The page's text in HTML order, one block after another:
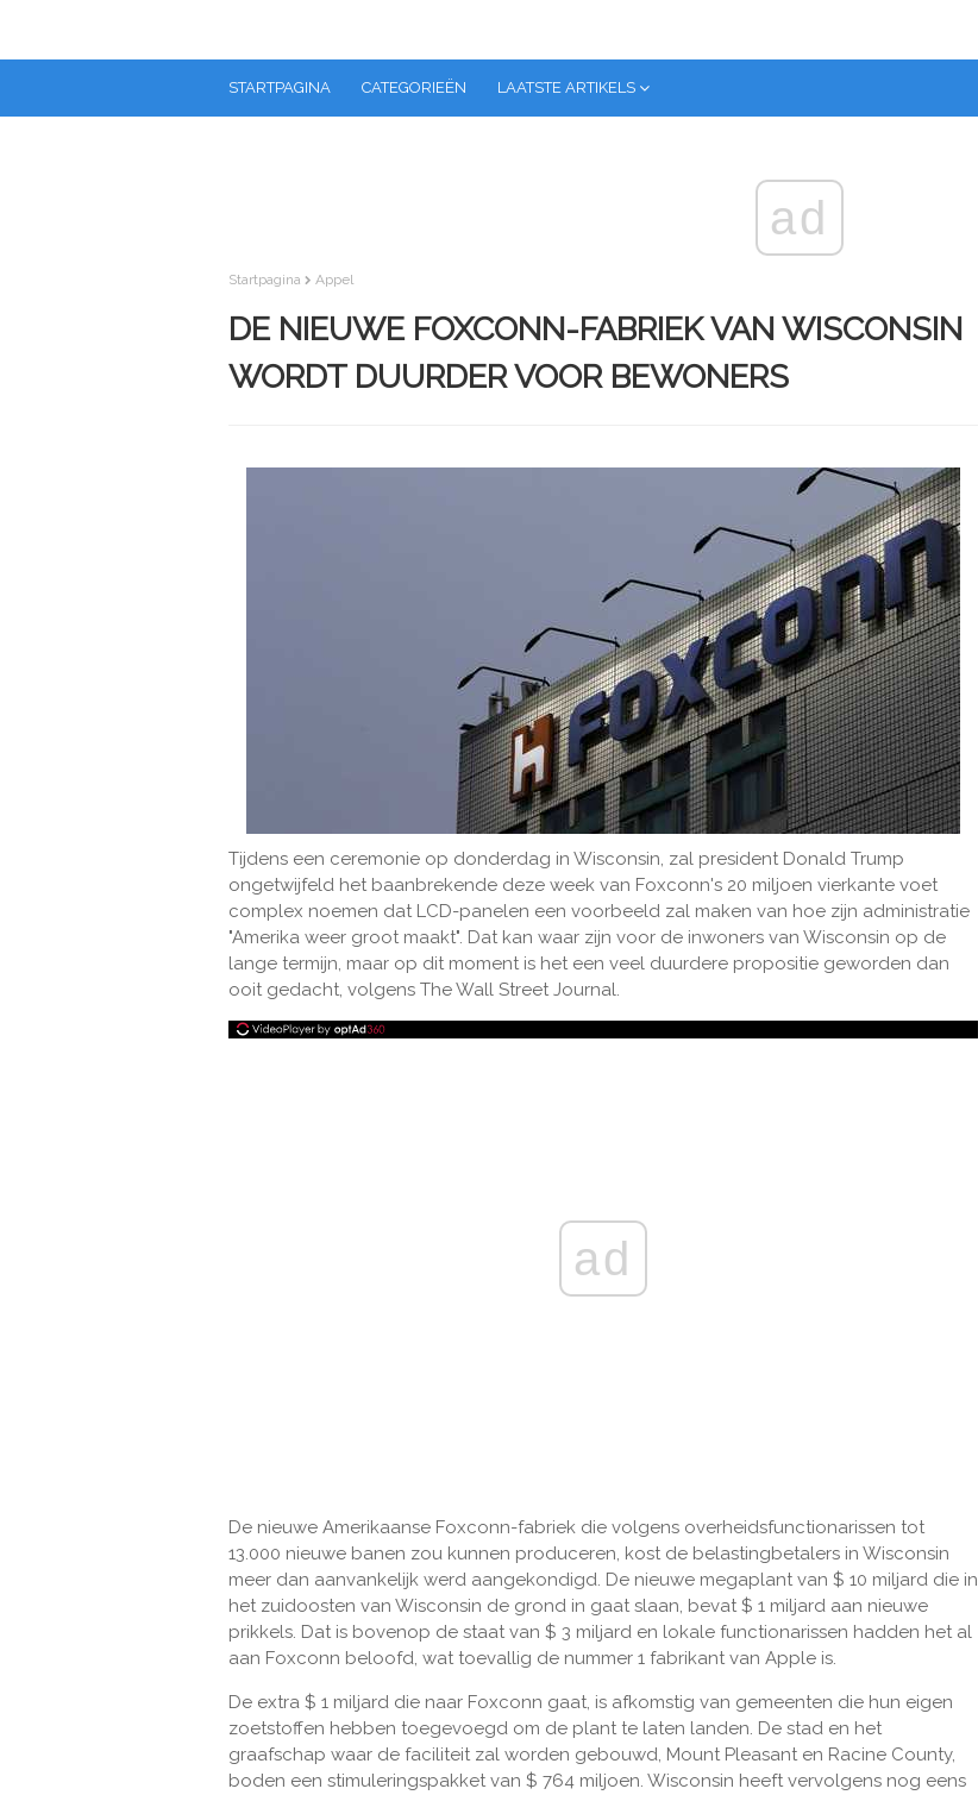
STARTPAGINA CATEGORIEËN LAATSTE ARTIKELS
ad
Startpagina Appel
DE NIEUWE FOXCONN-FABRIEK VAN WISCONSIN
WORDT DUURDER VOOR BEWONERS
Tijdens een ceremonie op donderdag in Wisconsin, zal president Donald Trump
ongetwijfeld het baanbrekende deze week van Foxconn's 20 miljoen vierkante voet
complex noemen dat LCD-panelen een voorbeeld zal maken van hoe zijn administratie
"Amerika weer groot maakt". Dat kan waar zijn voor de inwoners van Wisconsin op de
lange termijn, maar op dit moment is het een veel duurdere propositie geworden dan
ooit gedacht, volgens The Wall Street Journal.
ad
De nieuwe Amerikaanse Foxconn-fabriek die volgens overheidsfunctionarissen tot
13.000 nieuwe banen zou kunnen produceren, kost de belastingbetalers in Wisconsin
meer dan aanvankelijk werd aangekondigd. De nieuwe megaplant van $ 10 miljard die in
het zuidoosten van Wisconsin de grond in gaat slaan, bevat $ 1 miljard aan nieuwe
prikkels. Dat is bovenop de staat van $ 3 miljard en lokale functionarissen hadden het al
aan Foxconn beloofd, wat toevallig de nummer 1 fabrikant van Apple is.
De extra $ 1 miljard die naar Foxconn gaat, is afkomstig van gemeenten die hun eigen
zoetstoffen hebben toegevoegd om de plant te laten landen. De stad en het
graafschap waar de faciliteit zal worden gebouwd, Mount Pleasant en Racine County,
boden een stimuleringspakket van $ 764 miljoen. Wisconsin heeft vervolgens nog eens